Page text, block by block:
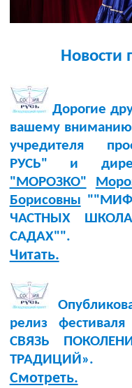
Новости
Дорогие
вашему вниманию
учредителя
РУСЬ" и
"МОРОЗКО"
Борисовны
ЧАСТНЫХ
САДАХ"".
Читать.
релиз
СВЯЗЬ
ТРАДИЦИЙ».
Смотреть.